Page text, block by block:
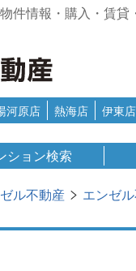
情報・購入・賃貸
河原店
熱海店 伊東店
ション検索
ル不動産 エンゼ